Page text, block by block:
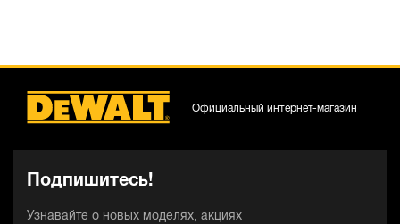
Подпишитесь!
Узнавайте о новых моделях, акциях
Официальный интернет-магазин